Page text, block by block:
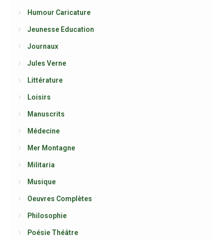
Humour Caricature
Jeunesse Education
Journaux
Jules Verne
Littérature
Loisirs
Manuscrits
Médecine
Mer Montagne
Militaria
Musique
Oeuvres Complètes
Philosophie
Poésie Théâtre